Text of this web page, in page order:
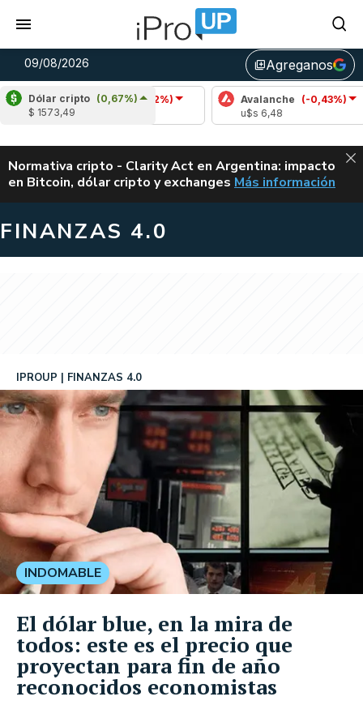
09/08/2026 library_addAgreganos
Dólar cripto (0,67%)
$ 1573,49
Cardano (-1,62%)
u$s 0,20
Avalanche
(-0,43%)
ALERTA
Normativa cripto - Clarity Act en Argentina: impacto
en Bitcoin, dólar cripto y exchanges CLARITY ACT EN
Más información
FINANZAS 4.0
IPROUP FINANZAS 4.0
INDOMABLE
El dólar blue, en la mira de
todos: este es el precio que
proyectan para fin de año
reconocidos economistas